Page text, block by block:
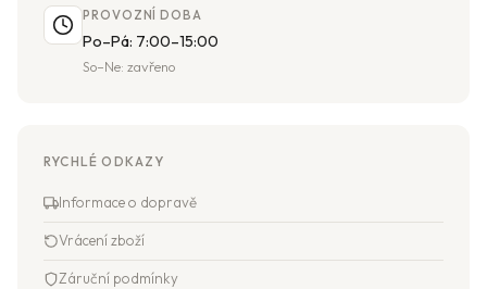
PROVOZNÍ DOBA
Po–Pá: 7:00–15:00
So–Ne: zavřeno
RYCHLÉ ODKAZY
Informace o dopravě
Vrácení zboží
Záruční podmínky